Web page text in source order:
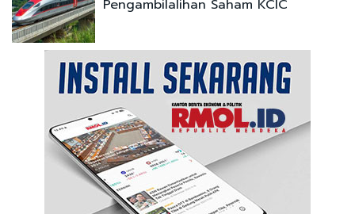
Pengambilalihan Saham KCIC